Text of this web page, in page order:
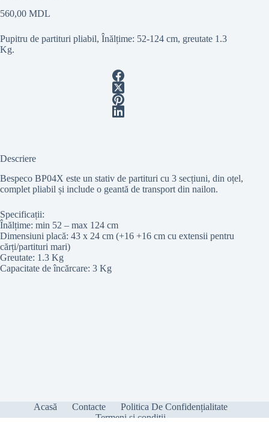
560,00 MDL
Pupitru de partituri pliabil, Înălțime: 52-124 cm, greutate 1.3
Kg.
Descriere
Bespeco BP04X este un stativ de partituri cu 3 secțiuni, din oțel,
complet pliabil și include o geantă de transport din nailon.
Specificații:
Înălțime: min 52 – max 124 cm
Dimensiuni placă: 43 x 24 cm (+16 +16 cm cu extensii pentru
cărți/partituri mari)
Greutate: 1.3 Kg
Capacitate de încărcare: 3 Kg
Acasă Contacte
Politica De Confidențialitate
Termeni și condiții